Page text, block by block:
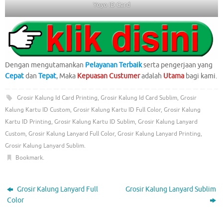
Yoyo ID Card
Dengan mengutamankan Pelayanan Terbaikserta pengerjaan yang
Cepatdan Tepat, Maka Kepuasan Custumeradalah Utama bagi kami.
Grosir Kalung Id Card Printing, Grosir Kalung Id Card Sublim, Grosir
Kalung Kartu ID Custom, Grosir Kalung Kartu ID Full Color, Grosir Kalung
Kartu ID Printing, Grosir Kalung Kartu ID Sublim, Grosir Kalung Lanyard
Custom, Grosir Kalung Lanyard Full Color, Grosir Kalung Lanyard Printing,
Grosir Kalung Lanyard Sublim.
Bookmark.
Grosir Kalung Lanyard Full
Color
Grosir Kalung Lanyard Sublim